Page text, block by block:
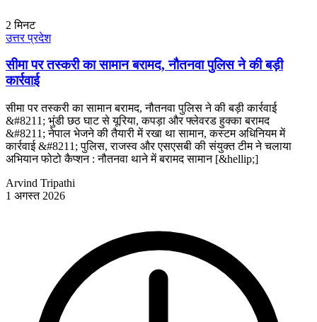
2 मिनट
उत्तर प्रदेश
सीमा पर तस्करी का सामान बरामद, नौतनवा पुलिस ने की बड़ी
कार्रवाई
सीमा पर तस्करी का सामान बरामद, नौतनवा पुलिस ने की बड़ी कार्रवाई
&#8211; भुंडी छठ घाट से यूरिया, कपड़ा और फ्लेवरड हुक्का बरामद
&#8211; नेपाल भेजने की तैयारी में रखा था सामान, कस्टम अधिनियम में
कार्रवाई &#8211; पुलिस, राजस्व और एसएसबी की संयुक्त टीम ने चलाया
अभियान फोटो कैप्शन : नौतनवा थाने में बरामद सामान [&hellip;]
Arvind Tripathi
1 अगस्त 2026